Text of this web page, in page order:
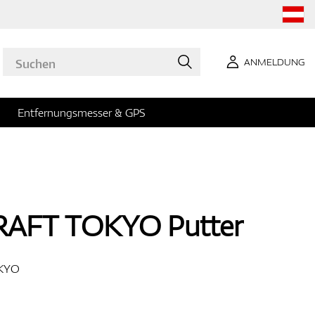
ANMELDUNG
Entfernungsmesser & GPS
TOKYO Putter